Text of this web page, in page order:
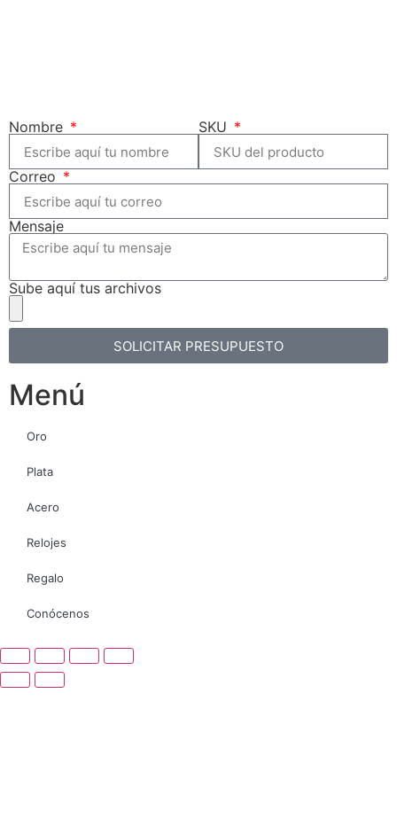
Nombre SKU
Correo
Mensaje
Sube aquí tus archivos
SOLICITAR PRESUPUESTO
Menú
Oro
Plata
Acero
Relojes
Regalo
Conócenos